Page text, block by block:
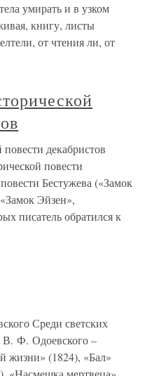
умирать и в узком
книгу, листы
от чтения ли, от
декабристов
повести
Бестужева («Замок
Эйзен»,
писатель обратился к
Среди светских
В. Ф. Одоевского –
жизни» (1824), «Бал»